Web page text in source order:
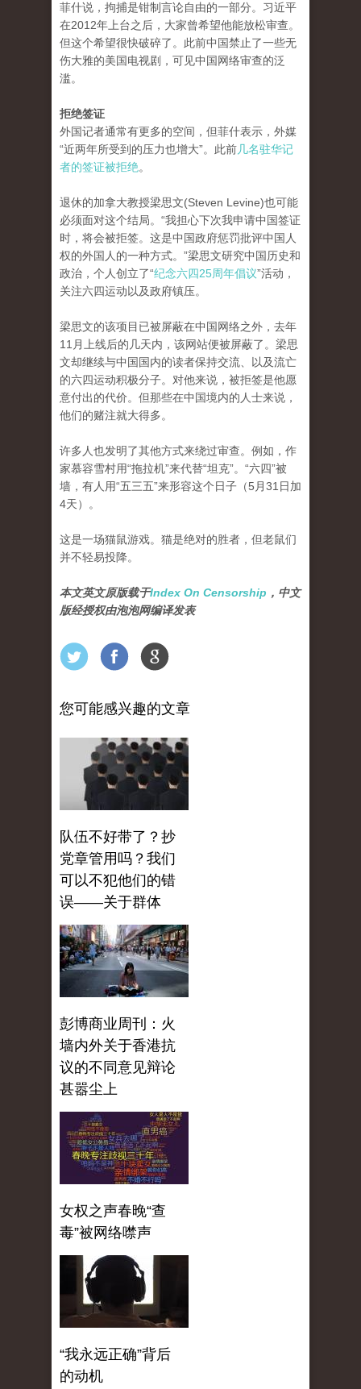
菲什说，拘捕是钳制言论自由的一部分。习近平
在2012年上台之后，大家曾希望他能放松审查。
但这个希望很快破碎了。此前中国禁止了一些无
伤大雅的美国电视剧，可见中国网络审查的泛
滥。
拒绝签证
外国记者通常有更多的空间，但菲什表示，外媒
“近两年所受到的压力也增大”。此前几名驻华记
者的签证被拒绝。
退休的加拿大教授梁思文(Steven Levine)也可能
必须面对这个结局。“我担心下次我申请中国签证
时，将会被拒签。这是中国政府惩罚批评中国人
权的外国人的一种方式。”梁思文研究中国历史和
政治，个人创立了“纪念六四25周年倡议”活动，
关注六四运动以及政府镇压。
梁思文的该项目已被屏蔽在中国网络之外，去年
11月上线后的几天内，该网站便被屏蔽了。梁思
文却继续与中国国内的读者保持交流、以及流亡
的六四运动积极分子。对他来说，被拒签是他愿
意付出的代价。但那些在中国境内的人士来说，
他们的赌注就大得多。
许多人也发明了其他方式来绕过审查。例如，作
家慕容雪村用“拖拉机”来代替“坦克”。“六四”被
墙，有人用“五三五”来形容这个日子（5月31日加
4天）。
这是一场猫鼠游戏。猫是绝对的胜者，但老鼠们
并不轻易投降。
本文英文原版载于Index On Censorship ，中文
版经授权由泡泡网编译发表
您可能感兴趣的文章
队伍不好带了？抄
党章管用吗？我们
可以不犯他们的错
误——关于群体
彭博商业周刊：火
墙内外关于香港抗
议的不同意见辩论
甚嚣尘上
女权之声春晚“查
毒”被网络噤声
“我永远正确”背后
的动机